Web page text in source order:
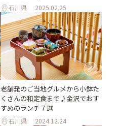
石川県 2025.02.25
老舗発のご当地グルメから小鉢た
くさんの和定食まで♪金沢でおす
すめのランチ７選
石川県 2024.12.24